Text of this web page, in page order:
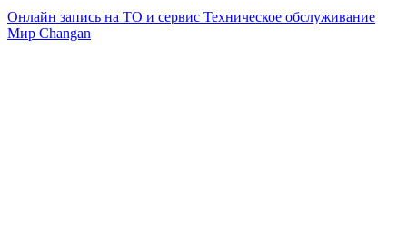
Онлайн запись на ТО и сервис Техническое обслуживание
Мир Changan